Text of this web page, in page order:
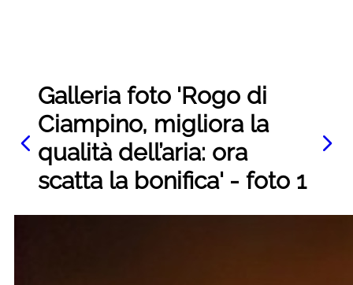
Galleria foto 'Rogo di
Ciampino, migliora la
qualità dell’aria: ora
scatta la bonifica' - foto 1